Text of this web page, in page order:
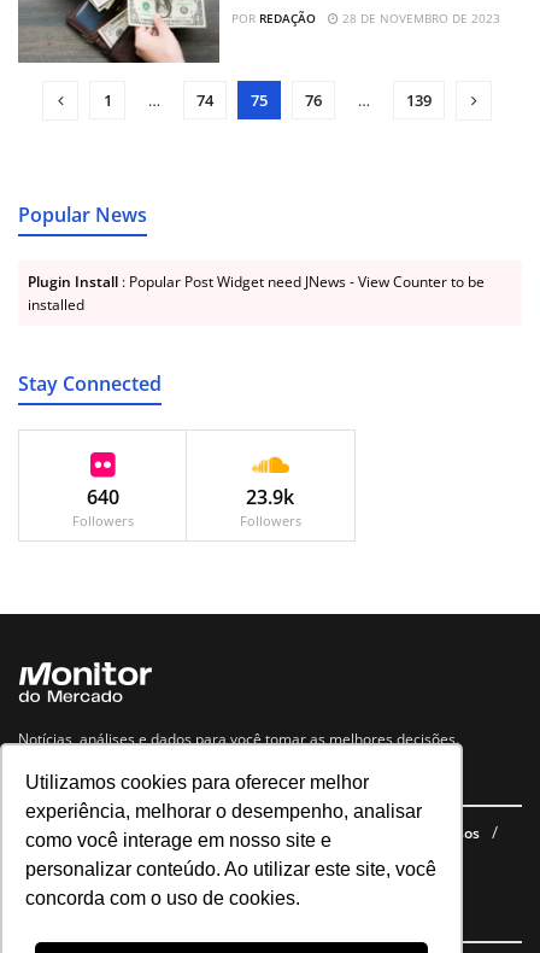
Utilizamos cookies para oferecer melhor
experiência, melhorar o desempenho, analisar
como você interage em nosso site e
personalizar conteúdo. Ao utilizar este site, você
concorda com o uso de cookies.
POR REDAÇÃO 28 DE NOVEMBRO DE 2023
1 … 74 75 76 … 139
Popular News
Plugin Install : Popular Post Widget need JNews - View Counter to be
installed
Stay Connected
640
Followers
23.9k
Followers
Notícias, análises e dados para você tomar as melhores decisões.
Navegue no site
Últimas notícias Quem somos E-books gratuitos
Cursos
Política de privacidade